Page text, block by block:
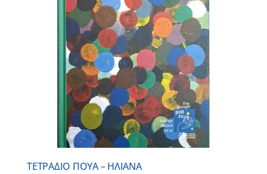
ΤΕΤΡΑΔΙΟ ΠΟΥΑ – ΗΛΙΑΝΑ